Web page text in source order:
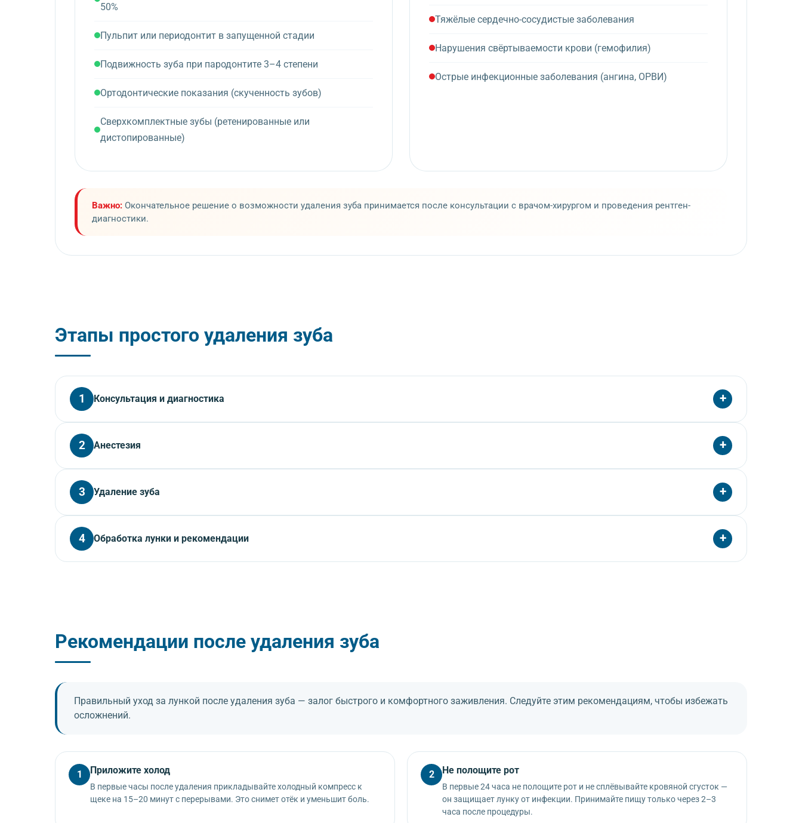
50%
Пульпит или периодонтит в запущенной стадии
Подвижность зуба при пародонтите 3–4 степени
Ортодонтические показания (скученность зубов)
Сверхкомплектные зубы (ретенированные или
дистопированные)
Тяжёлые сердечно-сосудистые заболевания
Нарушения свёртываемости крови (гемофилия)
Острые инфекционные заболевания (ангина, ОРВИ)
Важно: Окончательное решение о возможности удаления зуба принимается после консультации с врачом-хирургом и проведения рентген-
диагностики.
Этапы простого удаления зуба
1 Консультация и диагностика +
Врач проводит осмотр полости рта, выполняет прицельный рентген-снимок или ортопантомограмму для оценки состояния зуба и окружающих тканей. Определяется
сложность процедуры, исключаются противопоказания.
2 Анестезия +
Выполняется местная анестезия — инфильтрационная (обезболивание области зуба) или проводниковая (обезболивание целого участка челюсти). Действие
анестезии наступает через 5–10 минут.
3 Удаление зуба +
Врач с помощью элеваторов и щипцов аккуратно расшатывает зуб и извлекает его из лунки. Процедура занимает 15–20 минут. При необходимости накладывается
шов.
4 Обработка лунки и рекомендации +
Рекомендации после удаления зуба
Правильный уход за лункой после удаления зуба — залог быстрого и комфортного заживления. Следуйте этим рекомендациям, чтобы избежать
осложнений.
1 Приложите холод
В первые часы после удаления прикладывайте холодный компресс к
щеке на 15–20 минут с перерывами. Это снимет отёк и уменьшит боль.
2 Не полощите рот
В первые 24 часа не полощите рот и не сплёвывайте кровяной сгусток —
он защищает лунку от инфекции. Принимайте пищу только через 2–3
часа после процедуры.